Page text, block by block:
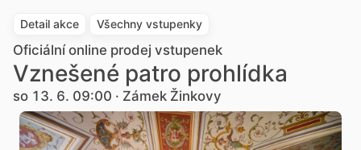
Detail akce Všechny vstupenky
Oficiální online prodej vstupenek
Vznešené patro prohlídka
so 13. 6. 09:00 · Zámek Žinkovy